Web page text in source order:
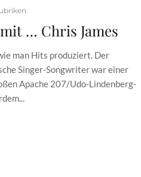
… Chris James
man Hits produziert. Der
Singer-Songwriter war einer
Apache 207/Udo-Lindenberg-